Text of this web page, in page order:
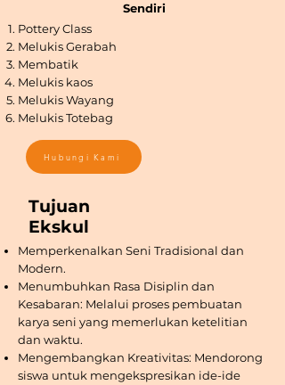
Sendiri
Pottery Class
Melukis Gerabah
Membatik
Melukis kaos
Melukis Wayang
Melukis Totebag
Hubungi Kami
Tujuan
Ekskul
Memperkenalkan Seni Tradisional dan
Modern.
Menumbuhkan Rasa Disiplin dan
Kesabaran: Melalui proses pembuatan
karya seni yang memerlukan ketelitian
dan waktu.
Mengembangkan Kreativitas: Mendorong
siswa untuk mengekspresikan ide-ide